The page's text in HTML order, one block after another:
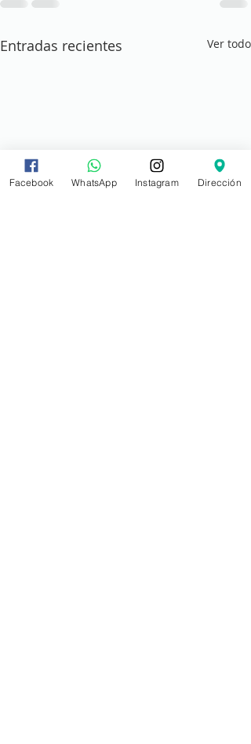
Entradas recientes Ver todo
Facebook WhatsApp Instagram Dirección